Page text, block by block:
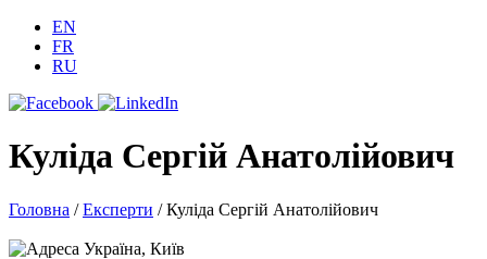
EN
FR
RU
Куліда Сергій Анатолійович
Головна /Експерти /Куліда Сергій Анатолійович
Україна, Київ